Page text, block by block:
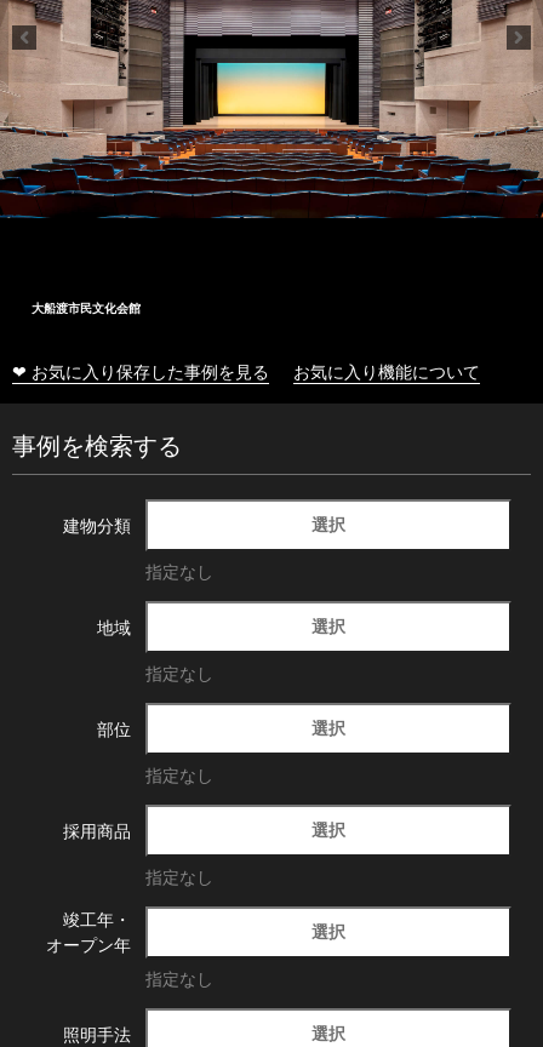
大船渡市民文化会館
❤ お気に入り保存した事例を見る お気に入り機能について
事例を検索する
建物分類 選択
指定なし
地域 選択
指定なし
部位 選択
指定なし
採用商品 選択
指定なし
竣工年・
オープン年
選択
指定なし
照明手法 選択